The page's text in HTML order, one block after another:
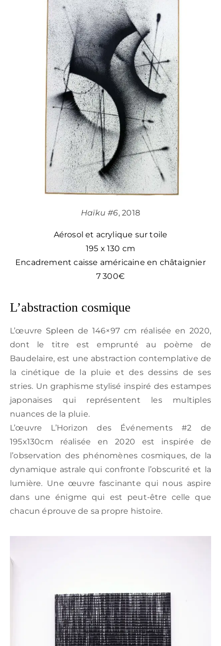
Haïku #6, 2018
Aérosol et acrylique sur toile
195 x 130 cm
Encadrement caisse américaine en châtaignier
7 300€
L’abstraction cosmique
L’œuvre Spleen de 146×97 cm réalisée en 2020,
dont le titre est emprunté au poème de
Baudelaire, est une abstraction contemplative de
la cinétique de la pluie et des dessins de ses
stries. Un graphisme stylisé inspiré des estampes
japonaises qui représentent les multiples
nuances de la pluie.
L’œuvre L’Horizon des Événements #2 de
195x130cm réalisée en 2020 est inspirée de
l’observation des phénomènes cosmiques, de la
dynamique astrale qui confronte l’obscurité et la
lumière. Une œuvre fascinante qui nous aspire
dans une énigme qui est peut-être celle que
chacun éprouve de sa propre histoire.